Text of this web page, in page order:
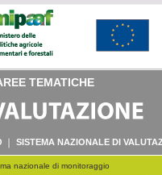
TEMATICHE
SISTEMA NAZIONALE DI
nazionale di monitoraggio